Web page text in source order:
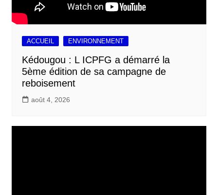
ACCUEIL ENVIRONNEMENT
Kédougou : L ICPFG a démarré la
5ème édition de sa campagne de
reboisement
août 4, 2026